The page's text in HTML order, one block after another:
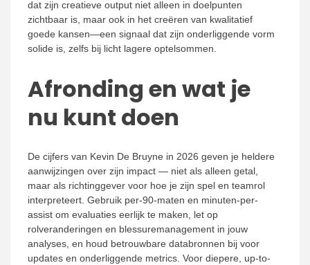
dat zijn creatieve output niet alleen in doelpunten
zichtbaar is, maar ook in het creëren van kwalitatief
goede kansen—een signaal dat zijn onderliggende vorm
solide is, zelfs bij licht lagere optelsommen.
Afronding en wat je
nu kunt doen
De cijfers van Kevin De Bruyne in 2026 geven je heldere
aanwijzingen over zijn impact — niet als alleen getal,
maar als richtinggever voor hoe je zijn spel en teamrol
interpreteert. Gebruik per-90-maten en minuten-per-
assist om evaluaties eerlijk te maken, let op
rolveranderingen en blessuremanagement in jouw
analyses, en houd betrouwbare databronnen bij voor
updates en onderliggende metrics. Voor diepere, up-to-